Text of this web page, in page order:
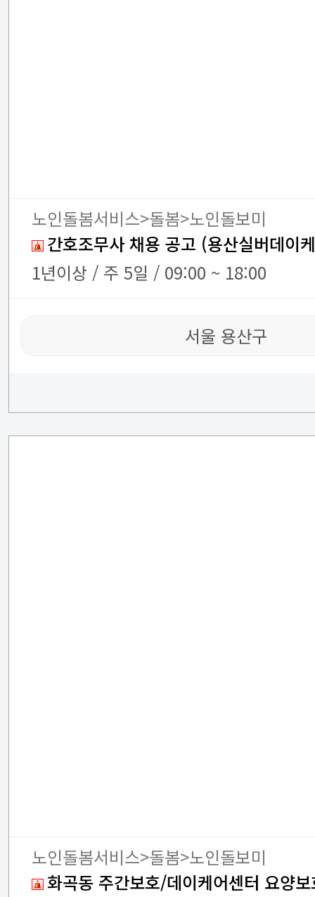
노인돌봄서비스>돌봄>노인돌보미
간호조무사 채용 공고 (용산실버데이
1년이상 / 주 5일 / 09:00 ~ 18:00
서울 용산구
노인돌봄서비스>돌봄>노인돌보미
화곡동 주간보호/데이케어센터 요양